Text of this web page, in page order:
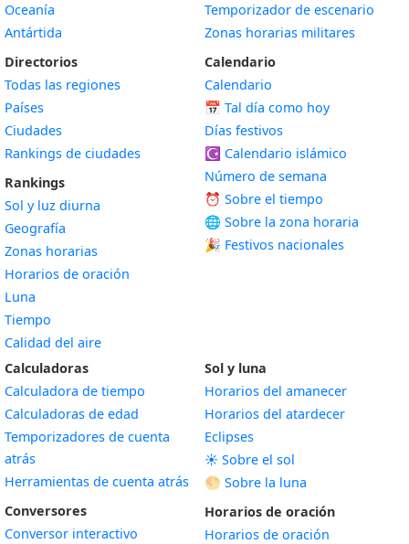
Oceanía
Antártida
Directorios
Todas las regiones
Países
Ciudades
Rankings de ciudades
Rankings
Sol y luz diurna
Geografía
Zonas horarias
Horarios de oración
Luna
Tiempo
Calidad del aire
Temporizador de escenario
Zonas horarias militares
Calendario
Calendario
📅 Tal día como hoy
Días festivos
☪️ Calendario islámico
Número de semana
⏰ Sobre el tiempo
🌐 Sobre la zona horaria
🎉 Festivos nacionales
Calculadoras
Calculadora de tiempo
Calculadoras de edad
Temporizadores de cuenta
atrás
Herramientas de cuenta atrás
Conversores
Conversor interactivo
Sol y luna
Horarios del amanecer
Horarios del atardecer
Eclipses
☀️ Sobre el sol
🌕 Sobre la luna
Horarios de oración
Horarios de oración